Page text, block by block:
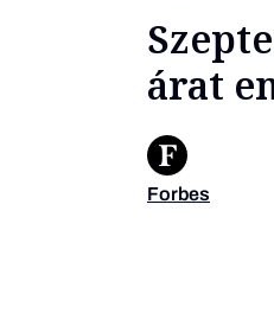
árat
Forbes